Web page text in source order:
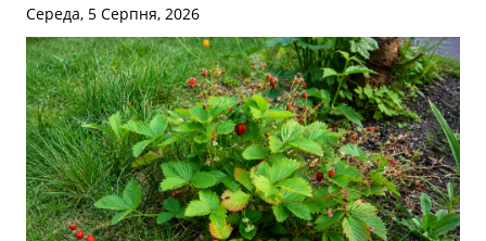
Середа, 5 Серпня, 2026